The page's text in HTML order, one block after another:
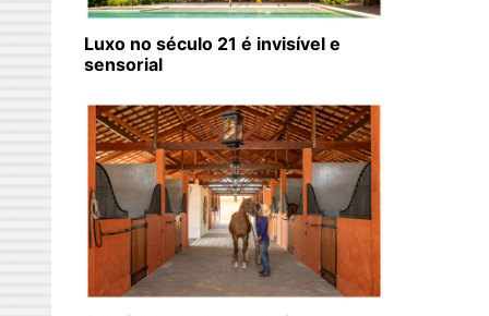
Luxo no século 21 é invisível e
sensorial